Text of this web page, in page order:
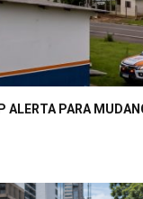
ALERTA PARA